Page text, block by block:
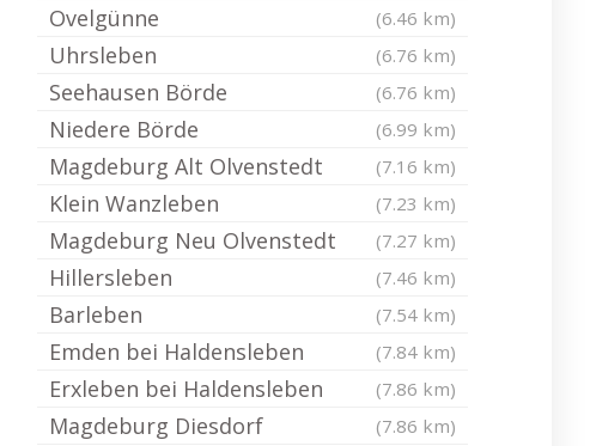
Ovelgünne (6.46 km)
Uhrsleben (6.76 km)
Seehausen Börde (6.76 km)
Niedere Börde (6.99 km)
Magdeburg Alt Olvenstedt (7.16 km)
Klein Wanzleben (7.23 km)
Magdeburg Neu Olvenstedt (7.27 km)
Hillersleben (7.46 km)
Barleben (7.54 km)
Emden bei Haldensleben (7.84 km)
Erxleben bei Haldensleben (7.86 km)
Magdeburg Diesdorf (7.86 km)